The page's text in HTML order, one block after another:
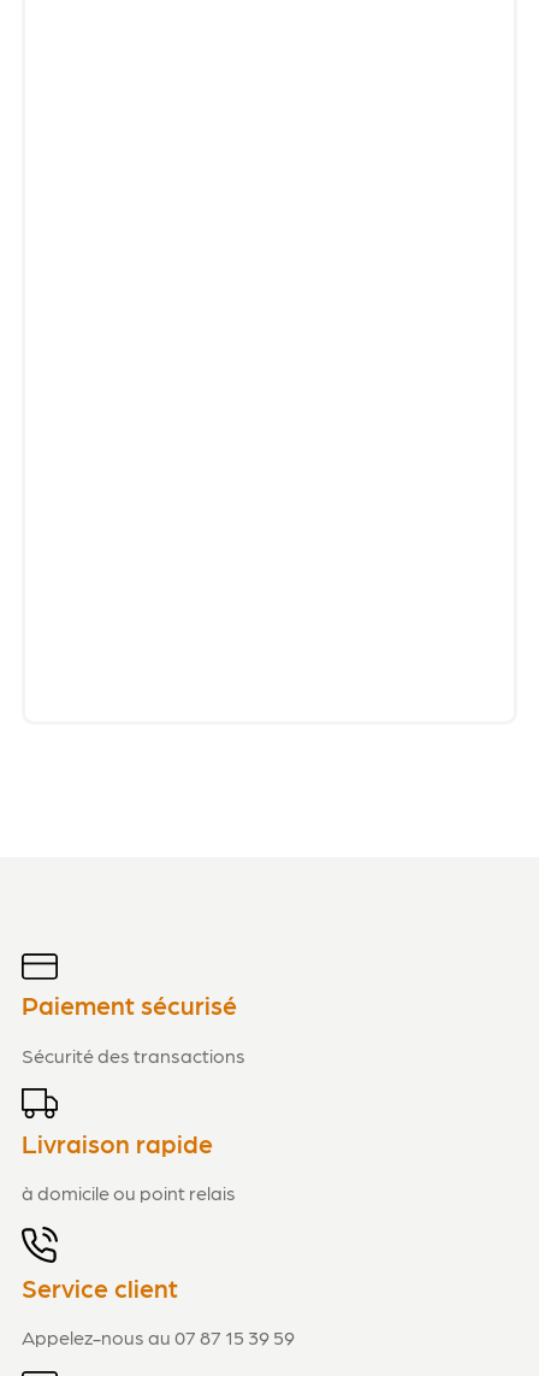
Paiement sécurisé
Sécurité des transactions
Livraison rapide
à domicile ou point relais
Service client
Appelez-nous au 07 87 15 39 59